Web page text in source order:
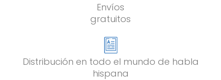
Envíos
gratuitos
Distribución en todo el mundo de habla
hispana